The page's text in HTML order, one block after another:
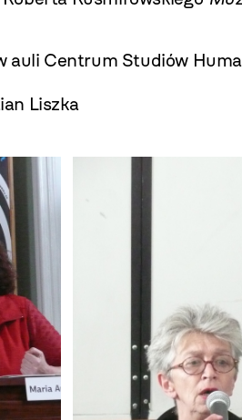
auli Centrum Studiów
Liszka